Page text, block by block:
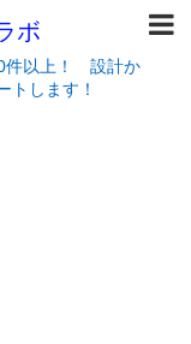
ボ
件以上！ 設計か
トします！